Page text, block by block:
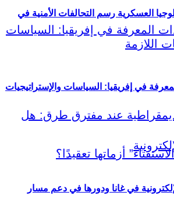
العسكرية رسم التحالفات الأمنية في
في إفريقيا: السياسات والإستراتيجيات
في غانا ودورها في دعم مسار